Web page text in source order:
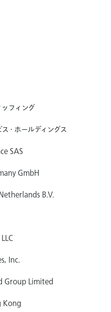
フィング
・ホールディングス
SAS
GmbH
B.V.
Inc.
Group Limited
Kong